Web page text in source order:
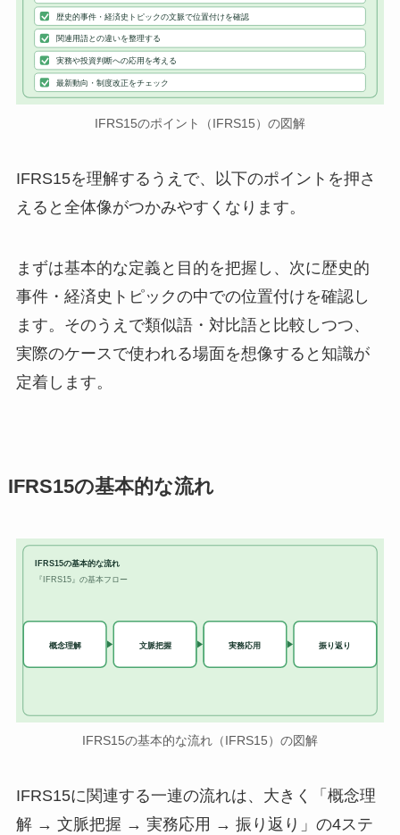
歴史的事件・経済史トピックの文脈で位置付けを確認
関連用語との違いを整理する
実務や投資判断への応用を考える
最新動向・制度改正をチェック
IFRS15のポイント（IFRS15）の図解
IFRS15を理解するうえで、以下のポイントを押さ
えると全体像がつかみやすくなります。
まずは基本的な定義と目的を把握し、次に歴史的
事件・経済史トピックの中での位置付けを確認し
ます。そのうえで類似語・対比語と比較しつつ、
実際のケースで使われる場面を想像すると知識が
定着します。
IFRS15の基本的な流れ
IFRS15の基本的な流れ
『IFRS15』の基本フロー
概念理解 文脈把握 実務応用 振り返り
IFRS15の基本的な流れ（IFRS15）の図解
IFRS15に関連する一連の流れは、大きく「概念理
解 → 文脈把握 → 実務応用 → 振り返り」の4ステ